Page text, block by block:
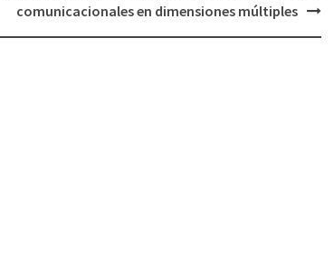
comunicacionales en dimensiones múltiples